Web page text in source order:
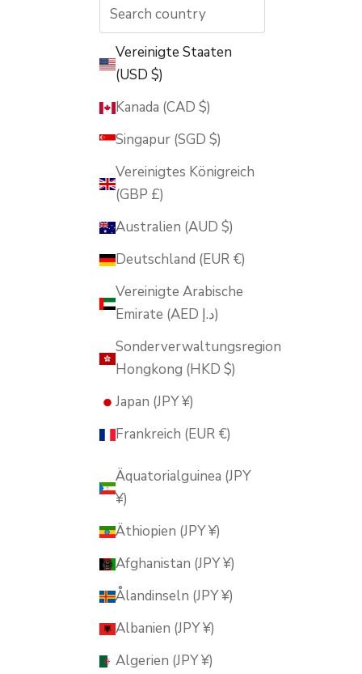
Vereinigte Staaten
(USD $)
Kanada (CAD $)
Singapur (SGD $)
Vereinigtes Königreich
(GBP £)
Australien (AUD $)
Deutschland (EUR €)
Vereinigte Arabische
Emirate (AED د.إ)
Sonderverwaltungsregion
Hongkong (HKD $)
Japan (JPY ¥)
Frankreich (EUR €)
Äquatorialguinea (JPY
¥)
Äthiopien (JPY ¥)
Afghanistan (JPY ¥)
Ålandinseln (JPY ¥)
Albanien (JPY ¥)
Algerien (JPY ¥)